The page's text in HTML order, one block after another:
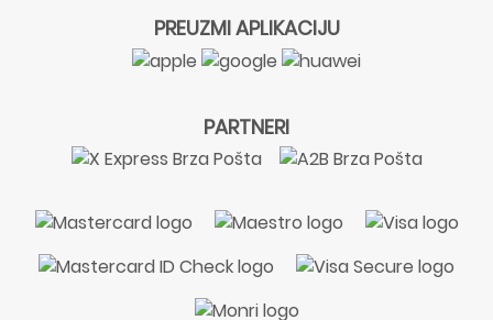
PREUZMI APLIKACIJU
PARTNERI